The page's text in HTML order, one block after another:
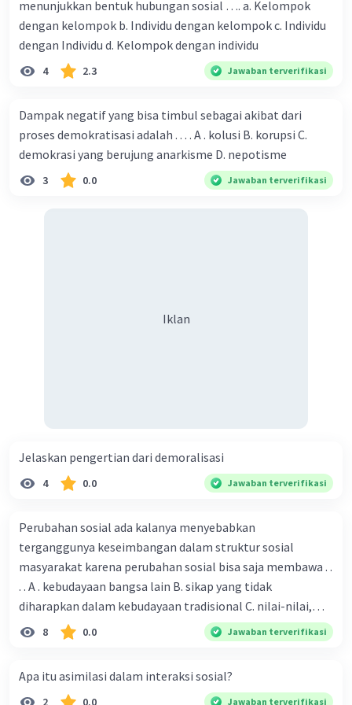
berbagai aspek budaya dari berbagai belahan
dunia seperti makanan, musik, seni, bahasa, dan
tradisi. Pertukaran budaya ini membuka pikiran,
memperkaya pengalaman, dan memperluas
pemahaman tentang keberagaman dunia.
Globalisasi menciptakan peluang kerja di luar
negeri karena integrasi ekonomi yang semakin
erat antara negara-negara. Orang-orang dapat
mencari pekerjaan di luar negara asal mereka,
meningkatkan mobilitas tenaga kerja
pemahaman antarbudaya. Individu belajar untuk
transfer pengetahuan, teknologi, dan praktik
terbaik antarnegara. Perdagangan
internasional, investasi asing, dan akses
pertumbuhan ekonomi, penciptaan lapangan
kerja, dan peningkatan kesejahteraan
masyarakat secara keseluruhan.
Beri Rating·0.0(0) Balas
menunjukkan bentuk hubungan sosial …. a. Kelompok
dengan kelompok b. Individu dengan kelompok c. Individu
dengan Individu d. Kelompok dengan individu
4 2.3 Jawaban terverifikasi
Dampak negatif yang bisa timbul sebagai akibat dari
proses demokratisasi adalah . . . . A . kolusi B. korupsi C.
demokrasi yang berujung anarkisme D. nepotisme
3 0.0 Jawaban terverifikasi
Iklan
Jelaskan pengertian dari demoralisasi
4 0.0 Jawaban terverifikasi
Perubahan sosial ada kalanya menyebabkan
terganggunya keseimbangan dalam struktur sosial
masyarakat karena perubahan sosial bisa saja membawa . .
. . A . kebudayaan bangsa lain B. sikap yang tidak
diharapkan dalam kebudayaan tradisional C. nilai-nilai,
sikap, dan pola . perilaku yang berbeda D. tidak sesuai
dengan kebudayaan masyarakat setempat
8 0.0 Jawaban terverifikasi
Apa itu asimilasi dalam interaksi sosial?
2 0.0 Jawaban terverifikasi